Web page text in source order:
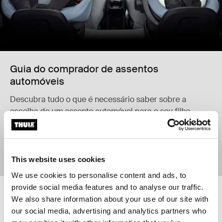
This website uses cookies
We use cookies to personalise content and ads, to
provide social media features and to analyse our traffic.
We also share information about your use of our site with
our social media, advertising and analytics partners who
Guia do comprador de assentos
automóveis
Descubra tudo o que é necessário saber sobre a
escolha de um assento automóvel para o seu filho
Saber mais
Thule Urban Glide 4-wheel travel system bundle Thule Urban Glide 4-
travel system bundle
Newborn weather-proof bundle
Newborn weather-proof bundle
Newborn weather-proof
Newborn weather-proof